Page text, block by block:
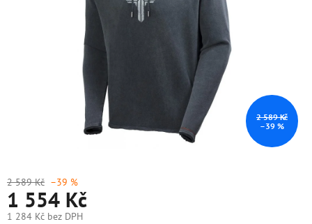
2 589 Kč
–39 %
2 589 Kč –39 %
1 554 Kč
1 284 Kč bez DPH